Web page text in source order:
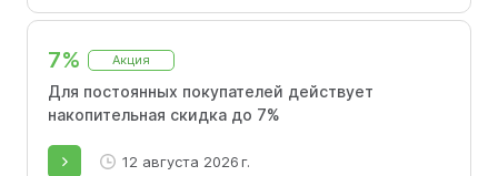
7% Акция
Для постоянных покупателей действует
накопительная скидка до 7%
12 августа 2026 г.